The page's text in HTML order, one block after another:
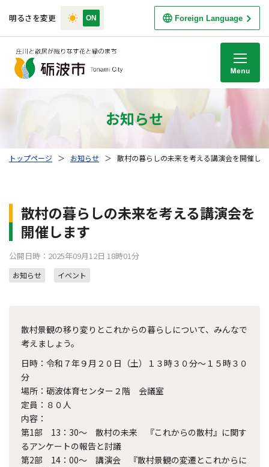
明るさを変更 Foreign Language
お知らせ
トップページ ＞ お知らせ ＞ 散村の暮らしの未来を考える講演会を開催し
散村の暮らしの未来を考える講演会を
開催します
公開日時：2025年09月12日 18時01分
お知らせ イベント
散村景観の移り変りとこれからの暮らしについて、みんなで
考えましょう。
日時：令和７年９月２０日（土）１３時３０分～１５時３０
分
場所：砺波体育センター２階 会議室
定員：８０人
内容：
第1部 13：30～ 散村の未来 『これからの散村』に関す
るアンケートの報告と討議
第2部 14：00～ 講演会 『散村景観の変遷とこれからに